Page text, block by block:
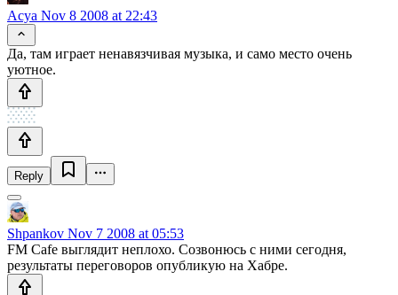
Acya Nov 8 2008 at 22:43
Да, там играет ненавязчивая музыка, и само место очень
уютное.
Reply
Shpankov Nov 7 2008 at 05:53
FM Cafe выглядит неплохо. Созвонюсь с ними сегодня,
результаты переговоров опубликую на Хабре.